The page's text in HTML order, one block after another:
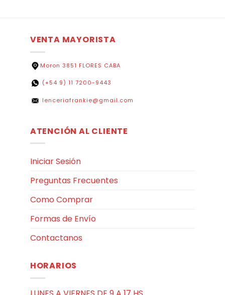
VENTA MAYORISTA
Moron 3851 FLORES CABA
(+54 9) 11 7200-9443
lenceriafrankie@gmail.com
ATENCIÓN AL CLIENTE
Iniciar Sesión
Preguntas Frecuentes
Como Comprar
Formas de Envío
Contactanos
HORARIOS